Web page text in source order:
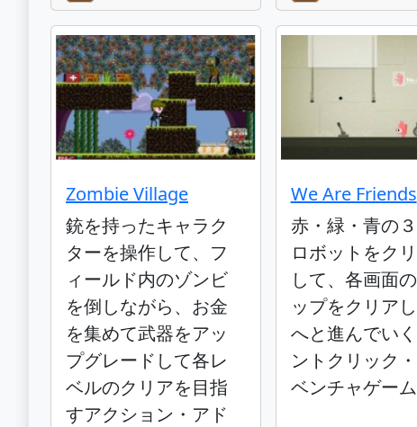
Zombie Village
銃を持ったキャラク
ターを操作して、フ
ィールド内のゾンビ
を倒しながら、お金
を集めて武器をアッ
プグレードして各レ
ベルのクリアを目指
すアクション・アド
We Are Friends
赤・緑・青の
ロボットをク
して、各画面
ップをクリア
へと進んでい
ントクリック
ベンチャゲーム